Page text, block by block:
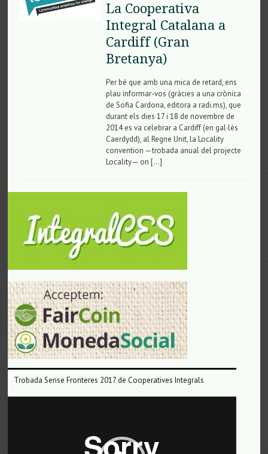
La Cooperativa
Integral Catalana a
Cardiff (Gran
Bretanya)
Per bé que amb una mica de retard, ens
plau informar-vos (gràcies a una crònica
de Sofia Cardona, editora a radi.ms), que
durant els dies 17 i 18 de novembre de
2014 es va celebrar a Cardiff (en gal·lès
Caerdydd), al Regne Unit, la Locality
convention —trobada anual del projecte
Locality— on […]
Trobada Sense Fronteres 2017 de Cooperatives Integrals